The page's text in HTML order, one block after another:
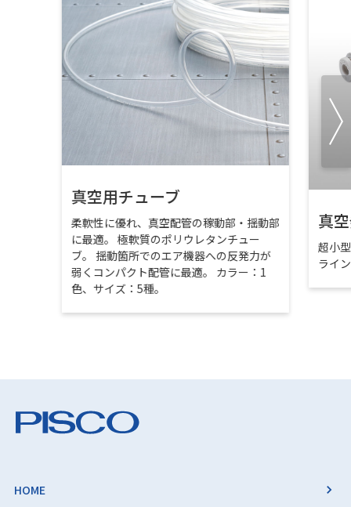
真空用チューブ
柔軟性に優れ、真空配管の稼動部・揺動部
に最適。 極軟質のポリウレタンチュー
ブ。 揺動箇所でのエア機器への反発力が
弱くコンパクト配管に最適。 カラー：1
色、サイズ：5種。
真
超小
ライ
HOME